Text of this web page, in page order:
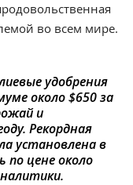
во всем мире.
удобрения
около$650 за
и
Рекордная
установлена в
по цене около